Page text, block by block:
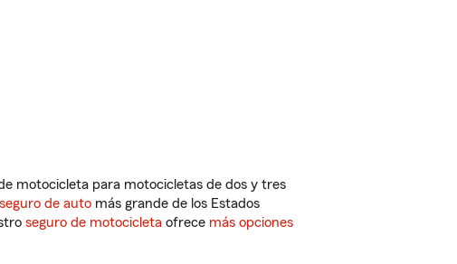
motocicleta para motocicletas de dos y tres
seguro de auto más grande de los Estados
seguro de motocicleta ofrece más opciones